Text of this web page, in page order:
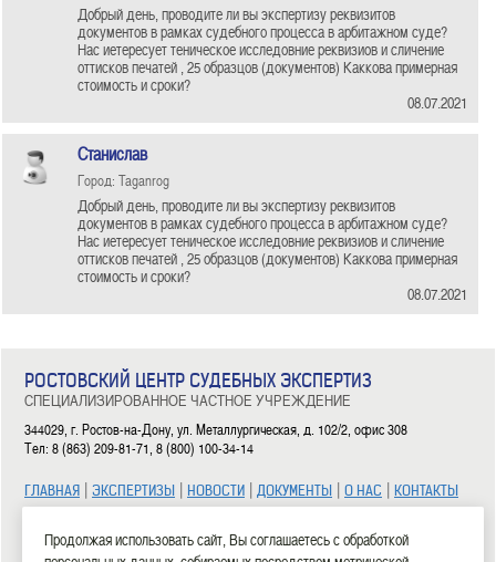
Добрый день, проводите ли вы экспертизу реквизитов
документов в рамках судебного процесса в арбитажном суде?
Нас иетересует теническое исследовние реквизиов и сличение
оттисков печатей , 25 образцов (документов) Каккова примерная
стоимость и сроки?
08.07.2021
Станислав
Город: Taganrog
Добрый день, проводите ли вы экспертизу реквизитов
документов в рамках судебного процесса в арбитажном суде?
Нас иетересует теническое исследовние реквизиов и сличение
оттисков печатей , 25 образцов (документов) Каккова примерная
стоимость и сроки?
08.07.2021
РОСТОВСКИЙ ЦЕНТР СУДЕБНЫХ ЭКСПЕРТИЗ
СПЕЦИАЛИЗИРОВАННОЕ ЧАСТНОЕ УЧРЕЖДЕНИЕ
344029, г. Ростов-на-Дону, ул. Металлургическая, д. 102/2, офис 308
Тел: 8 (863) 209-81-71, 8 (800) 100-34-14
ГЛАВНАЯ | ЭКСПЕРТИЗЫ | НОВОСТИ | ДОКУМЕНТЫ | О НАС | КОНТАКТЫ
2006—2026 СЧУ «Ростовский центр судебных экспертиз»
Продолжая использовать сайт, Вы соглашаетесь с обработкой